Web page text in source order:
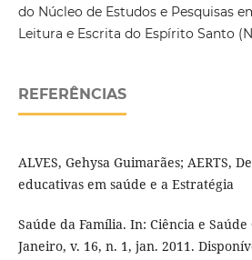
do Núcleo de Estudos e Pesquisas
Leitura e Escrita do Espírito Santo
REFERÊNCIAS
ALVES, Gehysa Guimarães; AERTS,
educativas em saúde e a Estratégia
Saúde da Família. In: Ciência e Saúde
Janeiro, v. 16, n. 1, jan. 2011.